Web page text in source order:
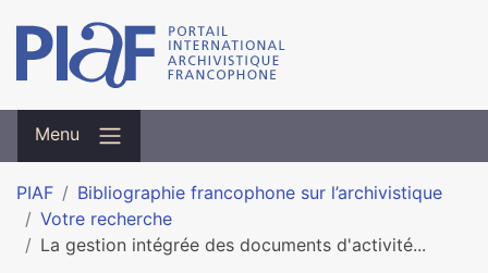
Menu
PIAF
Bibliographie francophone sur l’archivistique
Votre recherche
La gestion intégrée des documents d'activité...